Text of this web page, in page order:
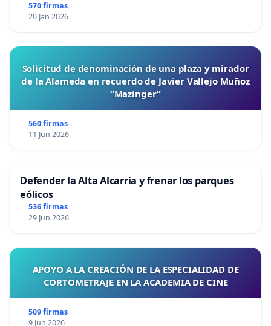
570 firmas
20 Jan 2026
Solicitud de denominación de una plaza y mirador
de la Alameda en recuerdo de Javier Vallejo Muñoz
“Mazinger”
560 firmas
11 Jun 2026
Defender la Alta Alcarria y frenar los parques
eólicos
536 firmas
29 Jun 2026
APOYO A LA CREACIÓN DE LA ESPECIALIDAD DE
CORTOMETRAJE EN LA ACADEMIA DE CINE
509 firmas
9 Jun 2026